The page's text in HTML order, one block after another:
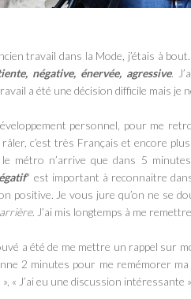
travail dans la Mode, j’étais à
négative, énervée, agressive.
a été une décision difficile mais je
personnel, pour me
c’est très Français et encore plus
le métro n’arrive que dans 5
" est important à reconnaitre
positive. Je vous jure qu’on ne se
. J’ai mis longtemps à me
a été de me mettre un rappel sur
2 minutes pour me remémorer
», « J’ai eu une discussion intéressante